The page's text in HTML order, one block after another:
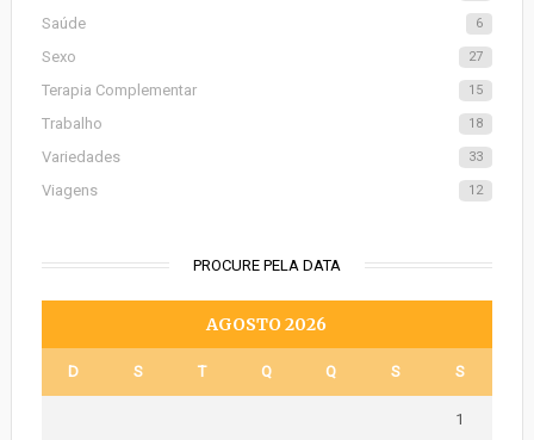
Saúde 6
Sexo 27
Terapia Complementar 15
Trabalho 18
Variedades 33
Viagens 12
PROCURE PELA DATA
AGOSTO 2026
D S T Q Q S S
1